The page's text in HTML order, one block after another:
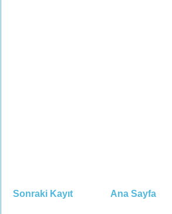
Sonraki Kayıt Ana Sayfa